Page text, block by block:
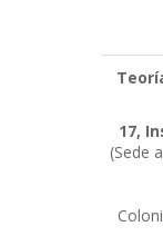
17,
(Sede